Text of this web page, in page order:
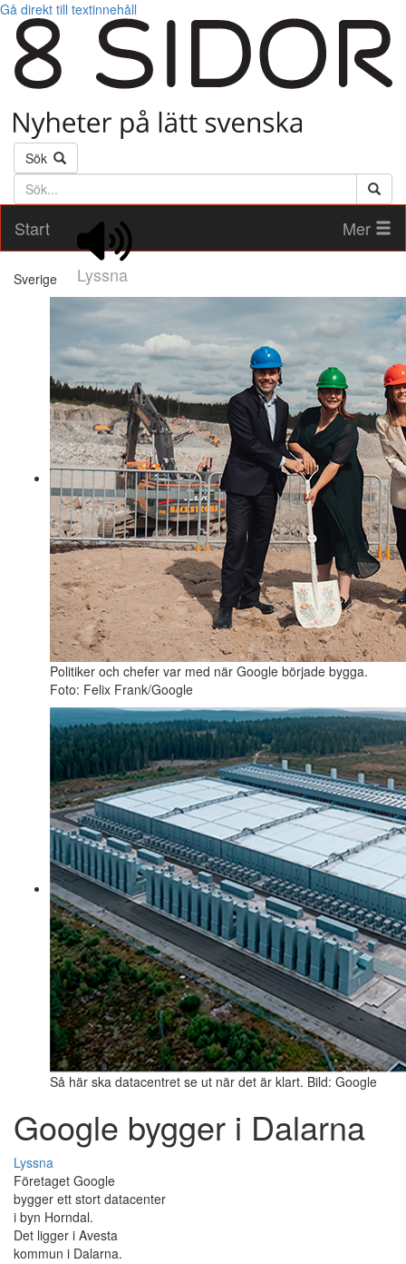
Gå direkt till textinnehåll
Sök
Söktext
Start
Lyssna
Mer
Sverige
Politiker och chefer var med när Google började bygga.
Foto: Felix Frank/Google
Så här ska datacentret se ut när det är klart. Bild: Google
Google bygger i Dalarna
Lyssna
Företaget Google
bygger ett stort datacenter
i byn Horndal.
Det ligger i Avesta
kommun i Dalarna.